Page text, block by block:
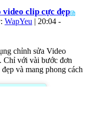
clip cực đẹp
WapYeu | 20:04 -
chỉnh sửa Video
Chỉ với vài bước đơn
và mang phong cách